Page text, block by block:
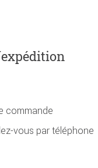
commande
vous par téléphone